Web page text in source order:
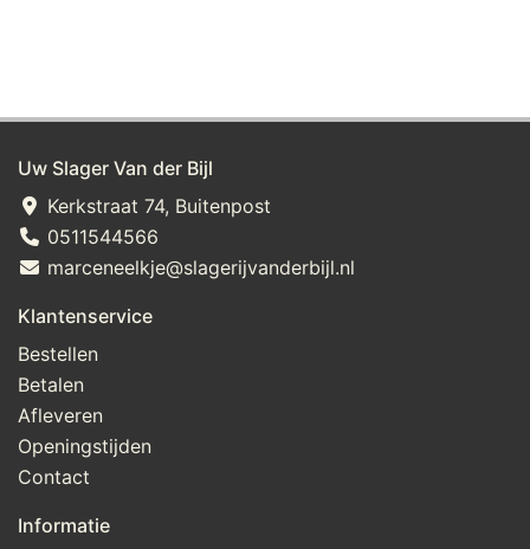
Uw Slager Van der Bijl
Kerkstraat 74, Buitenpost
0511544566
marceneelkje@slagerijvanderbijl.nl
Klantenservice
Bestellen
Betalen
Afleveren
Openingstijden
Contact
Informatie